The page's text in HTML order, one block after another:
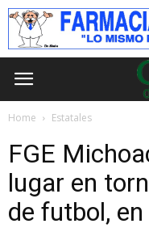
Home Estatales
FGE
lugar en
de futbol,